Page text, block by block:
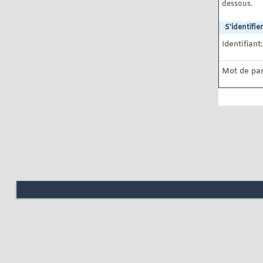
dessous.
S'identifier
Identifiant:
Mot de